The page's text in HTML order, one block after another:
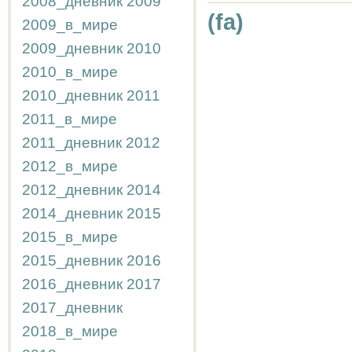
2009_в_мире
2009_дневник 2010
2010_в_мире
2010_дневник 2011
2011_в_мире
2011_дневник 2012
2012_в_мире
2012_дневник 2014
2014_дневник 2015
2015_в_мире
2015_дневник 2016
2016_дневник 2017
2017_дневник
2018_в_мире
(fa)